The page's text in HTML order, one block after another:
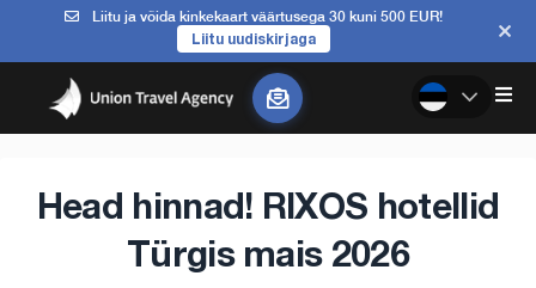
Liitu ja võida kinkekaart väärtusega 30 kuni 500 EUR!
Liitu uudiskirjaga
Head hinnad! RIXOS hotellid
Türgis mais 2026